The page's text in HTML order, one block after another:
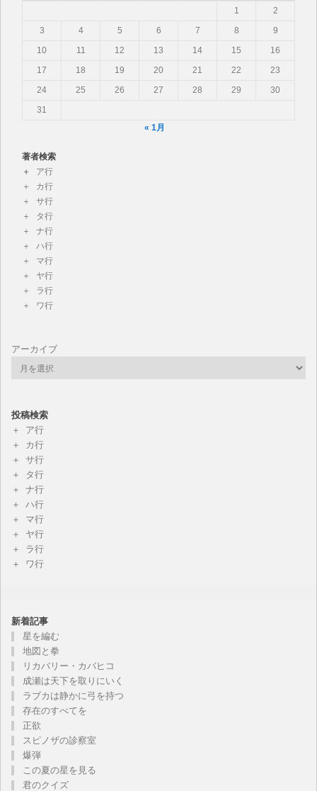
1
2
3
4 5 6 7 8
9
10
11 12 13 14 15
16
17
18 19 20 21 22
23
24
25 26 27 28 29
30
31
« 1月
著者検索
ア行
カ行
サ行
タ行
ナ行
ハ行
マ行
ヤ行
ラ行
ワ行
アーカイブ
投稿検索
ア行
カ行
サ行
タ行
ナ行
ハ行
マ行
ヤ行
ラ行
ワ行
新着記事
星を編む
地図と拳
リカバリー・カバヒコ
成瀬は天下を取りにいく
ラブカは静かに弓を持つ
存在のすべてを
正欲
スピノザの診察室
爆弾
この夏の星を見る
君のクイズ